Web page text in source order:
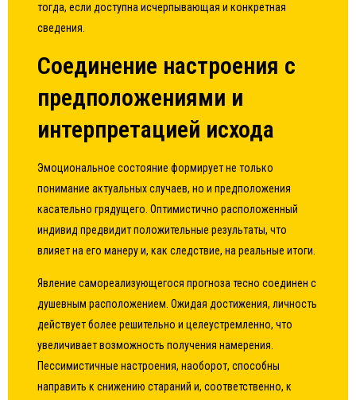
тогда, если доступна исчерпывающая и конкретная
сведения.
Соединение настроения с
предположениями и
интерпретацией исхода
Эмоциональное состояние формирует не только
понимание актуальных случаев, но и предположения
касательно грядущего. Оптимистично расположенный
индивид предвидит положительные результаты, что
влияет на его манеру и, как следствие, на реальные итоги.
Явление самореализующегося прогноза тесно соединен с
душевным расположением. Ожидая достижения, личность
действует более решительно и целеустремленно, что
увеличивает возможность получения намерения.
Пессимистичные настроения, наоборот, способны
направить к снижению стараний и, соответственно, к